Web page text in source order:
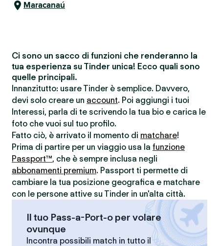
Maracanaú
Ci sono un sacco di funzioni che renderanno la
tua esperienza su Tinder unica! Ecco quali sono
quelle principali.
Innanzitutto: usare Tinder è semplice. Davvero,
devi solo creare un account. Poi aggiungi i tuoi
Interessi, parla di te scrivendo la tua bio e carica le
foto che vuoi sul tuo profilo.
Fatto ciò, è arrivato il momento di matchare!
Prima di partire per un viaggio usa la funzione
Passport™, che è sempre inclusa negli
abbonamenti premium. Passport ti permette di
cambiare la tua posizione geografica e matchare
con le persone attive su Tinder in un'alta città.
Il tuo Pass-a-Port-o per volare
ovunque
Incontra possibili match in tutto il